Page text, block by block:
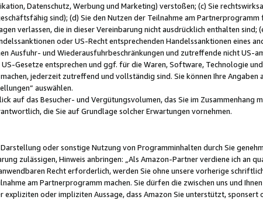
Datenschutz, Werbung und Marketing) verstoßen; (c) Sie
sind); (d) Sie den Nutzen der Teilnahme am Partnerprogramm
verlassen, die in dieser Vereinbarung nicht ausdrücklich enthalten sind;
oder US-Recht entsprechenden Handelssanktionen eines
Ausfuhr- und Wiederausfuhrbeschränkungen und zutreffende nicht US-
Gesetze entsprechen und ggf. für die Waren, Software, Technologie
jederzeit zutreffend und vollständig sind. Sie können Ihre Angaben
auswählen.
auf das Besucher- und Vergütungsvolumen, das Sie im Zusammenhang
die Sie auf Grundlage solcher Erwartungen vornehmen.
oder sonstige Nutzung von Programminhalten durch Sie
zulässigen, Hinweis anbringen: „Als Amazon-Partner verdiene ich an
Recht erforderlich, werden Sie ohne unsere vorherige
am Partnerprogramm machen. Sie dürfen die zwischen uns und
oder impliziten Aussage, dass Amazon Sie unterstützt, sponsert